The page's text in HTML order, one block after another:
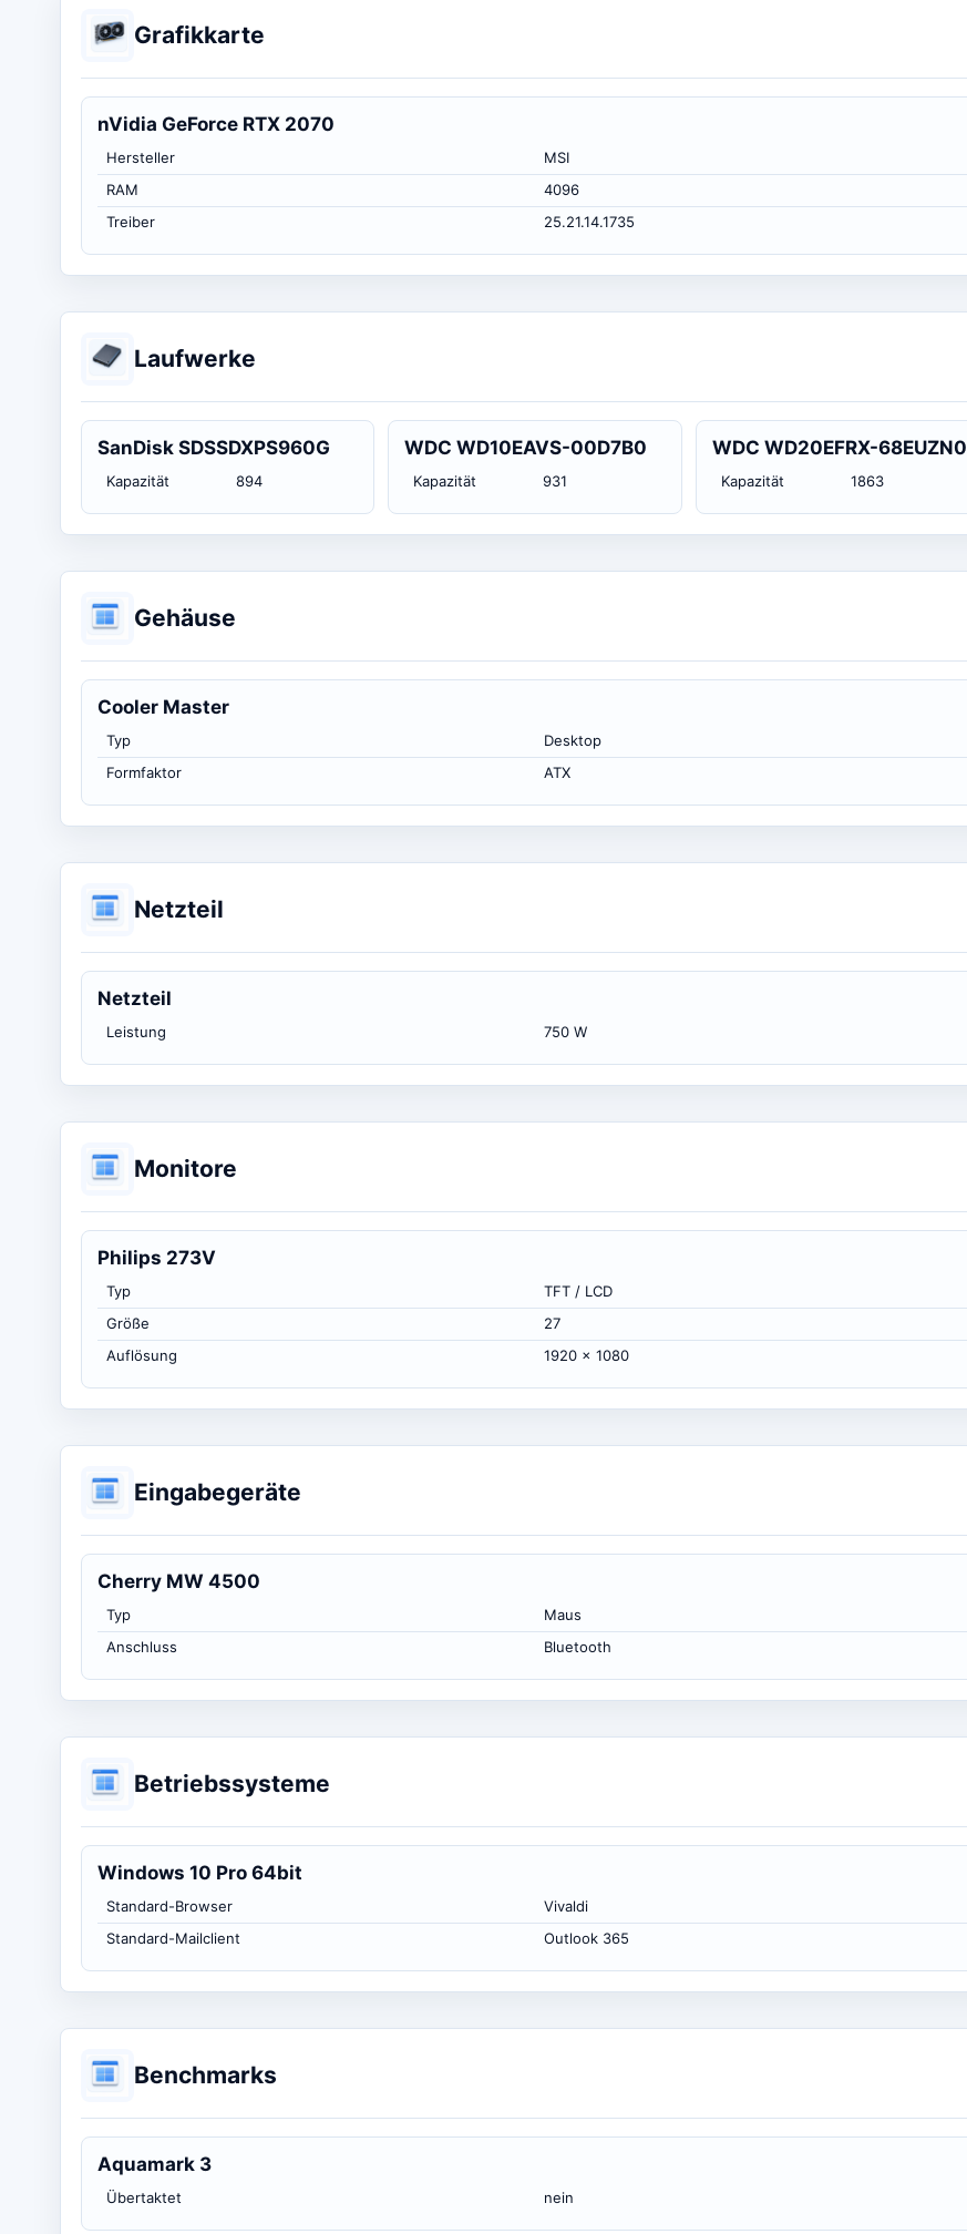
Grafikkarte
nVidia GeForce RTX 2070
Hersteller
MSI
RAM
4096
Treiber
25.21.14.1735
Laufwerke
SanDisk SDSSDXPS960G
Kapazität 894
WDC WD10EAVS-00D7B0
Kapazität 931
WDC WD20EFRX-68EUZN0
Kapazität 1863
Gehäuse
Cooler Master
Typ
Desktop
Formfaktor
ATX
Netzteil
Netzteil
Leistung 750 W
Monitore
Philips 273V
Typ
TFT / LCD
Größe
27
Auflösung
1920 x 1080
Eingabegeräte
Cherry MW 4500
Typ
Maus
Anschluss
Bluetooth
Betriebssysteme
Windows 10 Pro 64bit
Standard-Browser
Vivaldi
Standard-Mailclient
Outlook 365
Benchmarks
Aquamark 3
Übertaktet nein